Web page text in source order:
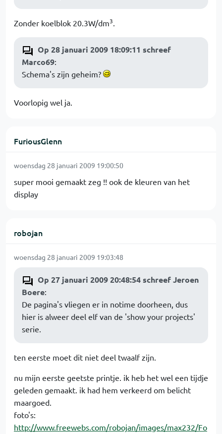
Zonder koelblok 20.3W/dm3.
Op 28 januari 2009 18:09:11 schreef
Marco69:
Schema's zijn geheim?
Voorlopig wel ja.
FuriousGlenn
woensdag 28 januari 2009 19:00:50
super mooi gemaakt zeg !! ook de kleuren van het
display
robojan
woensdag 28 januari 2009 19:03:48
Op 27 januari 2009 20:48:54 schreef Jeroen
Boere:
De pagina's vliegen er in notime doorheen, dus
hier is alweer deel elf van de 'show your projects'
serie.
ten eerste moet dit niet deel twaalf zijn.
nu mijn eerste geetste printje. ik heb het wel een tijdje
geleden gemaakt. ik had hem verkeerd om belicht
maargoed.
foto's:
http://www.freewebs.com/robojan/images/max232/Fo